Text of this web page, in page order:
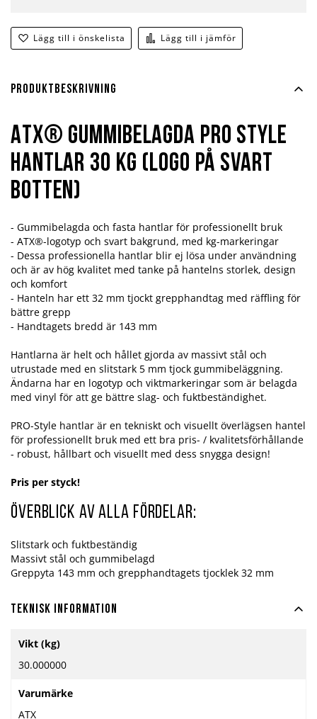
Lägg till i önskelista Lägg till i jämför
Produktbeskrivning
ATX® Gummibelagda Pro Style
Hantlar 30 kg (Logo på svart
botten)
- Gummibelagda och fasta hantlar för professionellt bruk
- ATX®-logotyp och svart bakgrund, med kg-markeringar
- Dessa professionella hantlar blir ej lösa under användning
och är av hög kvalitet med tanke på hantelns storlek, design
och komfort
- Hanteln har ett 32 mm tjockt grepphandtag med räffling för
bättre grepp
- Handtagets bredd är 143 mm
Hantlarna är helt och hållet gjorda av massivt stål och
utrustade med en slitstark 5 mm tjock gummibeläggning.
Ändarna har en logotyp och viktmarkeringar som är belagda
med vinyl för att ge bättre slag- och fuktbeständighet.
PRO-Style hantlar är en tekniskt och visuellt överlägsen hantel
för professionellt bruk med ett bra pris- / kvalitetsförhållande
- robust, hållbart och visuellt med dess snygga design!
Pris per styck!
Överblick av alla fördelar:
Slitstark och fuktbeständig
Massivt stål och gummibelagd
Greppyta 143 mm och grepphandtagets tjocklek 32 mm
Teknisk information
information
Vikt (kg)
30.000000
Varumärke
ATX